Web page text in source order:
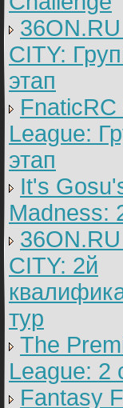
CITY:
этап
FnaticRC
League:
этап
It's
Madness:
CITY: 2й
тур
The
League: 2
Fantasy